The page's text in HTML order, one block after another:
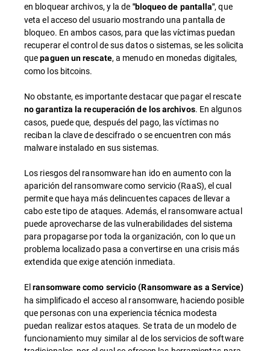
en bloquear archivos, y la de "bloqueo de pantalla", que
veta el acceso del usuario mostrando una pantalla de
bloqueo. En ambos casos, para que las víctimas puedan
recuperar el control de sus datos o sistemas, se les solicita
quepaguen un rescate, a menudo en monedas digitales,
como los bitcoins.
No obstante, es importante destacar que pagar el rescate
no garantiza la recuperación de los archivos. En algunos
casos, puede que, después del pago, las víctimas no
reciban la clave de descifrado o se encuentren con más
malware instalado en sus sistemas.
Los riesgos del ransomware han ido en aumento con la
aparición del ransomware como servicio (RaaS), el cual
permite que haya más delincuentes capaces de llevar a
cabo este tipo de ataques. Además, el ransomware actual
puede aprovecharse de las vulnerabilidades del sistema
para propagarse por toda la organización, con lo que un
problema localizado pasa a convertirse en una crisis más
extendida que exige atención inmediata.
Elransomware como servicio (Ransomware as a Service)
ha simplificado el acceso al ransomware, haciendo posible
que personas con una experiencia técnica modesta
puedan realizar estos ataques. Se trata de un modelo de
funcionamiento muy similar al de los servicios de software